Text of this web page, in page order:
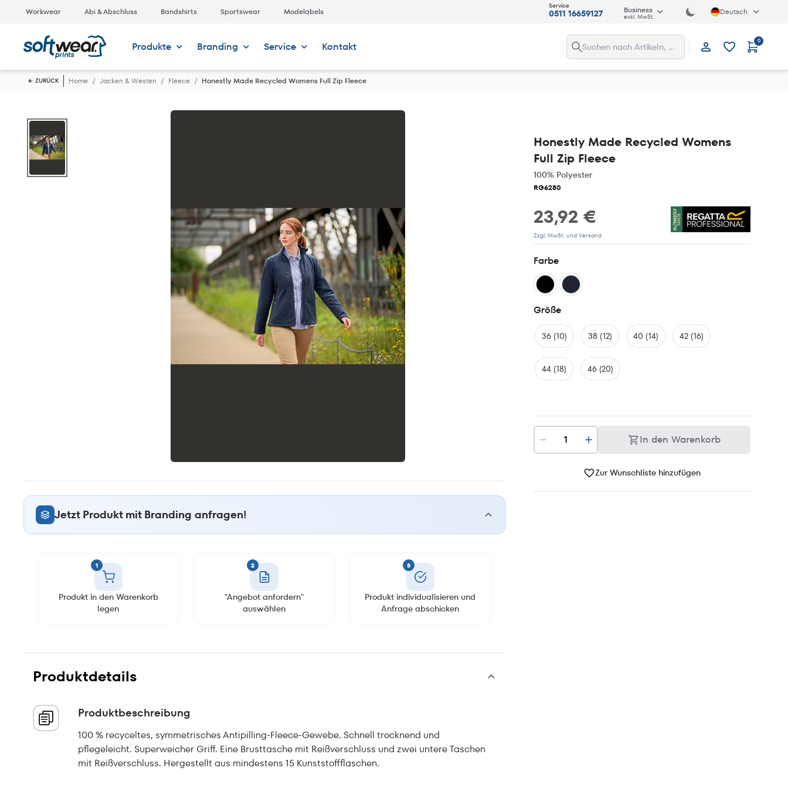
Workwear Abi & Abschluss Bandshirts Sportswear Modelabels
Service
0511 16659127 Business
exkl. MwSt. Deutsch
Produkte Branding Service Kontakt Anmelden
0
ZURÜCK Home Jacken & Westen Fleece Honestly Made Recycled Womens Full Zip Fleece
Honestly Made Recycled Womens
Full Zip Fleece
100% Polyester
RG6280
23,92 €
Zzgl. MwSt. und Versand
Farbe
Größe
36 (10) 38 (12) 40 (14) 42 (16)
44 (18) 46 (20)
In den Warenkorb
Zur Wunschliste hinzufügen
Jetzt Produkt mit Branding anfragen!
1
Produkt in den Warenkorb
legen
2
"Angebot anfordern"
auswählen
3
Produkt individualisieren und
Anfrage abschicken
Produktdetails
Produktbeschreibung
100 % recyceltes, symmetrisches Antipilling-Fleece-Gewebe. Schnell trocknend und
pflegeleicht. Superweicher Griff. Eine Brusttasche mit Reißverschluss und zwei untere Taschen
mit Reißverschluss. Hergestellt aus mindestens 15 Kunststoffflaschen.